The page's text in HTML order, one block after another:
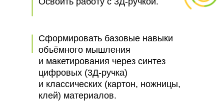
Сформировать базовые навыки
объёмного мышления
и макетирования через синтез
цифровых (3Д-ручка)
и классических (картон, ножницы,
клей) материалов.